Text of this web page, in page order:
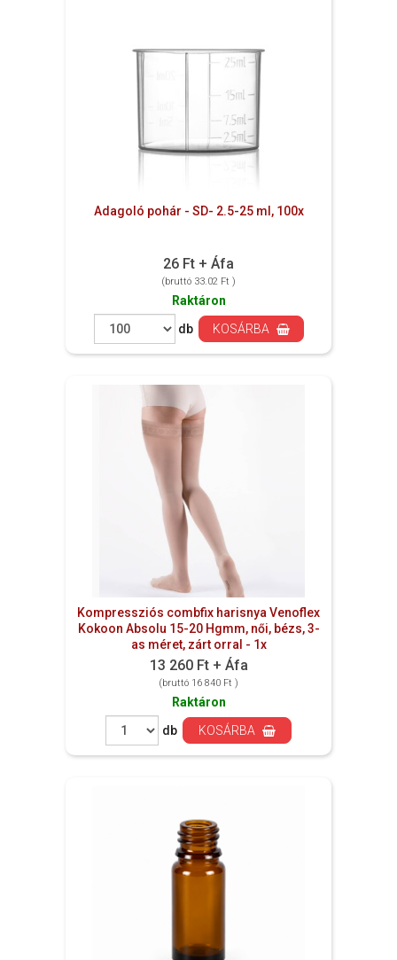
Adagoló pohár - SD- 2.5-25 ml, 100x
26 Ft + Áfa
(bruttó 33.02 Ft )
Raktáron
db
KOSÁRBA
Kompressziós combfix harisnya Venoflex
Kokoon Absolu 15-20 Hgmm, női, bézs, 3-
as méret, zárt orral - 1x
13 260 Ft + Áfa
(bruttó 16 840 Ft )
Raktáron
db
KOSÁRBA